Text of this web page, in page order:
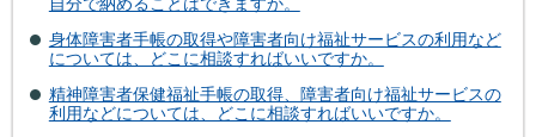
身体障害者手帳の取得や障害者向け福祉サービスの利用など
については、どこに相談すればいいですか。
精神障害者保健福祉手帳の取得、障害者向け福祉サービスの
利用などについては、どこに相談すればいいですか。